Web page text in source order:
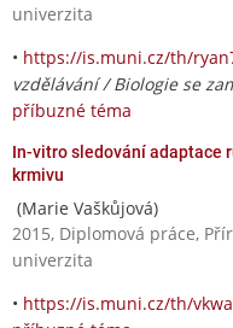
univerzita
• https://is.muni.cz/th/
vzdělávání / Biologie se
příbuzné téma
In-vitro sledování adaptace
krmivu
(Marie Vaškůjová)
2015, Diplomová práce,
univerzita
• https://is.muni.cz/th/